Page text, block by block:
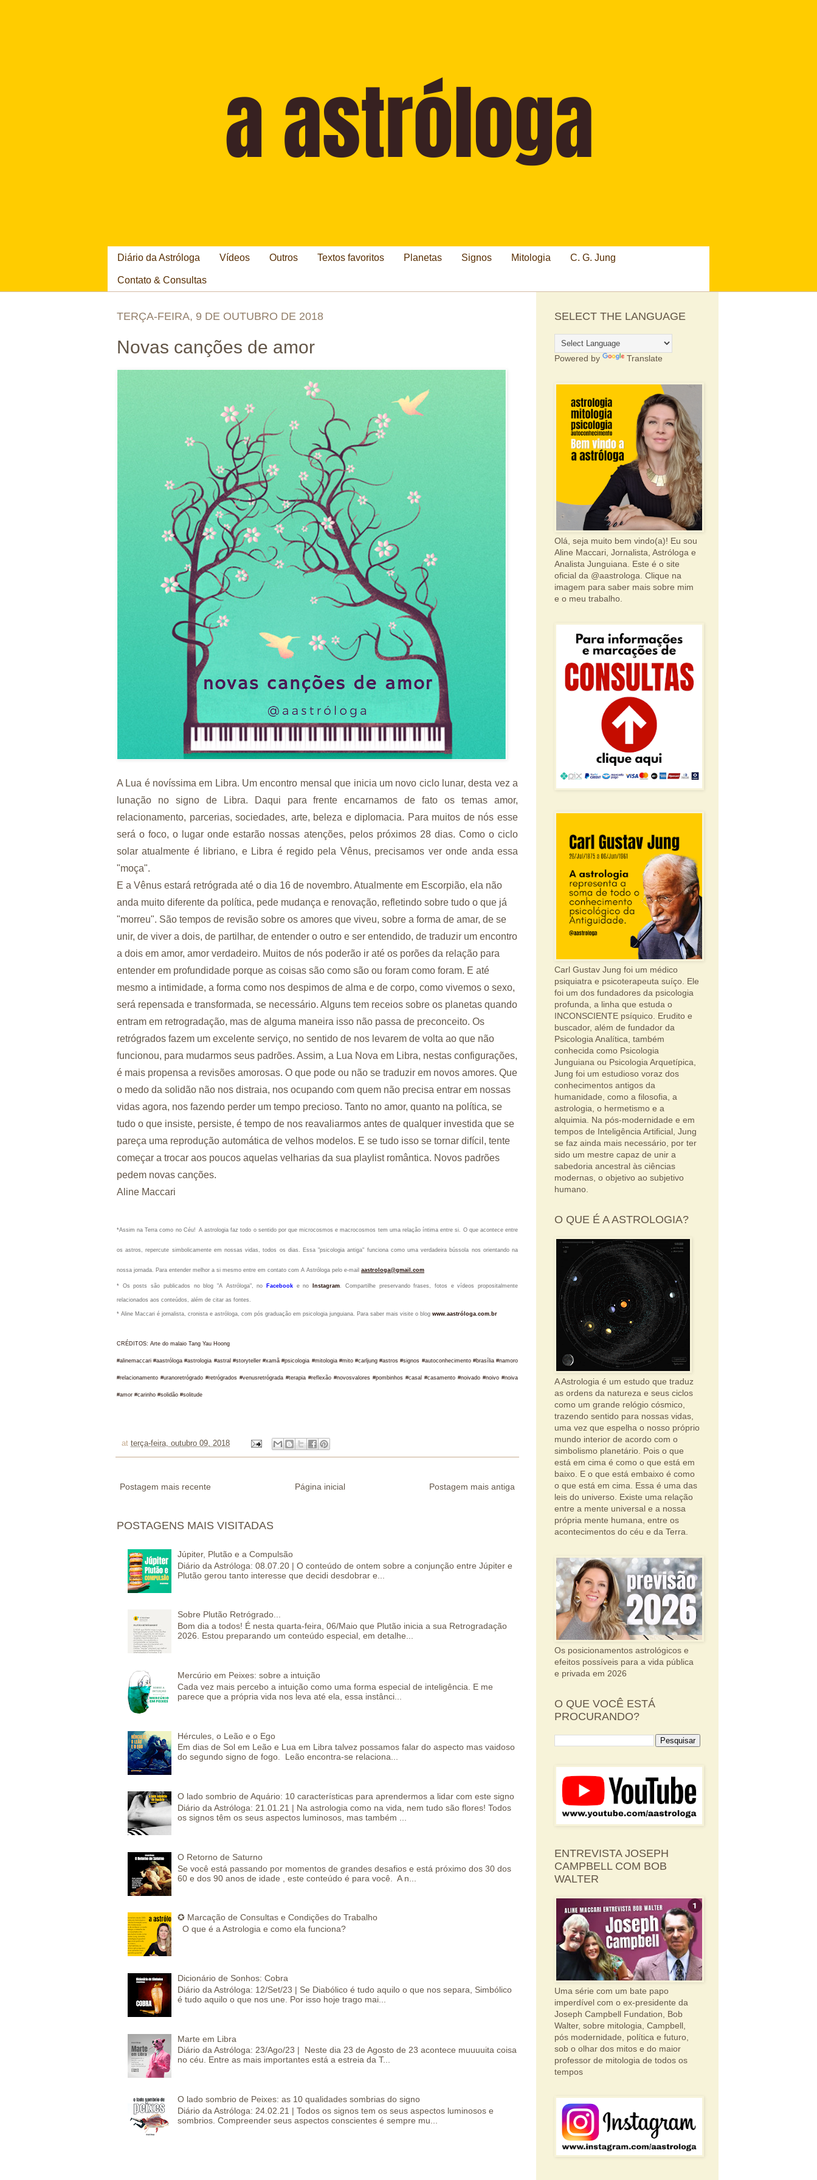
Diário da Astróloga Vídeos Outros Textos favoritos Planetas Signos Mitologia C. G. Jung
Contato & Consultas
TERÇA-FEIRA, 9 DE OUTUBRO DE 2018
Novas canções de amor
A Lua é novíssima em Libra. Um encontro mensal que inicia um novo ciclo lunar, desta vez a
lunação no signo de Libra. Daqui para frente encarnamos de fato os temas amor,
relacionamento, parcerias, sociedades, arte, beleza e diplomacia. Para muitos de nós esse
será o foco, o lugar onde estarão nossas atenções, pelos próximos 28 dias. Como o ciclo
solar atualmente é libriano, e Libra é regido pela Vênus, precisamos ver onde anda essa
"moça".
E a Vênus estará retrógrada até o dia 16 de novembro. Atualmente em Escorpião, ela não
anda muito diferente da política, pede mudança e renovação, refletindo sobre tudo o que já
"morreu". São tempos de revisão sobre os amores que viveu, sobre a forma de amar, de se
unir, de viver a dois, de partilhar, de entender o outro e ser entendido, de traduzir um encontro
a dois em amor, amor verdadeiro. Muitos de nós poderão ir até os porões da relação para
entender em profundidade porque as coisas são como são ou foram como foram. E até
mesmo a intimidade, a forma como nos despimos de alma e de corpo, como vivemos o sexo,
será repensada e transformada, se necessário. Alguns tem receios sobre os planetas quando
entram em retrogradação, mas de alguma maneira isso não passa de preconceito. Os
retrógrados fazem um excelente serviço, no sentido de nos levarem de volta ao que não
funcionou, para mudarmos seus padrões. Assim, a Lua Nova em Libra, nestas configurações,
é mais propensa a revisões amorosas. O que pode ou não se traduzir em novos amores. Que
o medo da solidão não nos distraia, nos ocupando com quem não precisa entrar em nossas
vidas agora, nos fazendo perder um tempo precioso. Tanto no amor, quanto na política, se
tudo o que insiste, persiste, é tempo de nos reavaliarmos antes de qualquer investida que se
pareça uma reprodução automática de velhos modelos. E se tudo isso se tornar difícil, tente
começar a trocar aos poucos aquelas velharias da sua playlist romântica. Novos padrões
pedem novas canções.
Aline Maccari
*Assim na Terra como no Céu! A astrologia faz todo o sentido por que microcosmos e macrocosmos tem uma relação íntima entre si. O que acontece entre
os astros, repercute simbolicamente em nossas vidas, todos os dias. Essa "psicologia antiga" funciona como uma verdadeira bússola nos orientando na
nossa jornada. Para entender melhor a si mesmo entre em contato com A Astróloga pelo e-mail aastrologa@gmail.com
* Os posts são publicados no blog "A Astróloga", no Facebook e no Instagram Compartilhe preservando frases, fotos e vídeos propositalmente
relacionados aos conteúdos, além de citar as fontes.
* Aline Maccari é jornalista, cronista e astróloga, com pós graduação em psicologia junguiana. Para saber mais visite o blog www.aastróloga.com.br
CRÉDITOS: Arte do malaio Tang Yau Hoong
#alinemaccari #aastróloga #astrologia #astral #storyteller #xamã #psicologia #mitologia #mito #carljung #astros #signos #autoconhecimento #brasília #namoro
#relacionamento #uranoretrógrado #retrógrados #venusretrógrada #terapia #reflexão #novosvalores #pombinhos #casal #casamento #noivado #noivo #noiva
#amor #carinho #solidão #solitude
at terça-feira, outubro 09, 2018
Postagem mais recente Postagem mais antiga
Página inicial
POSTAGENS MAIS VISITADAS
Júpiter, Plutão e a Compulsão
Diário da Astróloga: 08.07.20 | O conteúdo de ontem sobre a conjunção entre Júpiter e
Plutão gerou tanto interesse que decidi desdobrar e...
Sobre Plutão Retrógrado...
Bom dia a todos! É nesta quarta-feira, 06/Maio que Plutão inicia a sua Retrogradação
2026. Estou preparando um conteúdo especial, em detalhe...
Mercúrio em Peixes: sobre a intuição
Cada vez mais percebo a intuição como uma forma especial de inteligência. E me
parece que a própria vida nos leva até ela, essa instânci...
Hércules, o Leão e o Ego
Em dias de Sol em Leão e Lua em Libra talvez possamos falar do aspecto mas vaidoso
do segundo signo de fogo. Leão encontra-se relaciona...
O lado sombrio de Aquário: 10 características para aprendermos a lidar com este signo
Diário da Astróloga: 21.01.21 | Na astrologia como na vida, nem tudo são flores! Todos
os signos têm os seus aspectos luminosos, mas também ...
O Retorno de Saturno
Se você está passando por momentos de grandes desafios e está próximo dos 30 dos
60 e dos 90 anos de idade , este conteúdo é para você. A n...
✪ Marcação de Consultas e Condições do Trabalho
O que é a Astrologia e como ela funciona?
Dicionário de Sonhos: Cobra
Diário da Astróloga: 12/Set/23 | Se Diabólico é tudo aquilo o que nos separa, Simbólico
é tudo aquilo o que nos une. Por isso hoje trago mai...
Marte em Libra
Diário da Astróloga: 23/Ago/23 | Neste dia 23 de Agosto de 23 acontece muuuuita coisa
no céu. Entre as mais importantes está a estreia da T...
O lado sombrio de Peixes: as 10 qualidades sombrias do signo
Diário da Astróloga: 24.02.21 | Todos os signos tem os seus aspectos luminosos e
sombrios. Compreender seus aspectos conscientes é sempre mu...
SELECT THE LANGUAGE
Powered by Translate
Olá, seja muito bem vindo(a)! Eu sou
Aline Maccari, Jornalista, Astróloga e
Analista Junguiana. Este é o site
oficial da @aastrologa. Clique na
imagem para saber mais sobre mim
e o meu trabalho.
Carl Gustav Jung foi um médico
psiquiatra e psicoterapeuta suíço. Ele
foi um dos fundadores da psicologia
profunda, a linha que estuda o
INCONSCIENTE psíquico. Erudito e
buscador, além de fundador da
Psicologia Analítica, também
conhecida como Psicologia
Junguiana ou Psicologia Arquetípica,
Jung foi um estudioso voraz dos
conhecimentos antigos da
humanidade, como a filosofia, a
astrologia, o hermetismo e a
alquimia. Na pós-modernidade e em
tempos de Inteligência Artificial, Jung
se faz ainda mais necessário, por ter
sido um mestre capaz de unir a
sabedoria ancestral às ciências
modernas, o objetivo ao subjetivo
humano.
O QUE É A ASTROLOGIA?
A Astrologia é um estudo que traduz
as ordens da natureza e seus ciclos
como um grande relógio cósmico,
trazendo sentido para nossas vidas,
uma vez que espelha o nosso próprio
mundo interior de acordo com o
simbolismo planetário. Pois o que
está em cima é como o que está em
baixo. E o que está embaixo é como
o que está em cima. Essa é uma das
leis do universo. Existe uma relação
entre a mente universal e a nossa
própria mente humana, entre os
acontecimentos do céu e da Terra.
Os posicionamentos astrológicos e
efeitos possíveis para a vida pública
e privada em 2026
O QUE VOCÊ ESTÁ
PROCURANDO?
ENTREVISTA JOSEPH
CAMPBELL COM BOB
WALTER
Uma série com um bate papo
imperdível com o ex-presidente da
Joseph Campbell Fundation, Bob
Walter, sobre mitologia, Campbell,
pós modernidade, política e futuro,
sob o olhar dos mitos e do maior
professor de mitologia de todos os
tempos